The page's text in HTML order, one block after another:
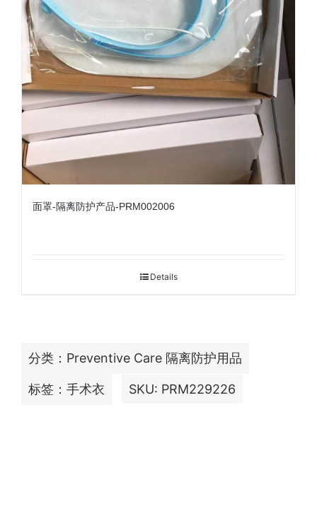
面罩-隔离防护产品-PRM002006
Details
分类： Preventive Care 隔离防护用品
标签： 手术衣 SKU: PRM229226